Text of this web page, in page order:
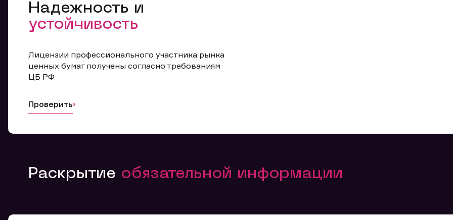
Надежность и
устойчивость
Лицензии профессионального участника рынка
ценных бумаг получены согласно требованиям
ЦБ РФ
Проверить
Раскрытие обязательной информации